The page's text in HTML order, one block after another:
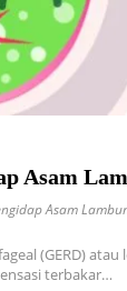
Asam
Asam
(GERD) atau
terbakar…